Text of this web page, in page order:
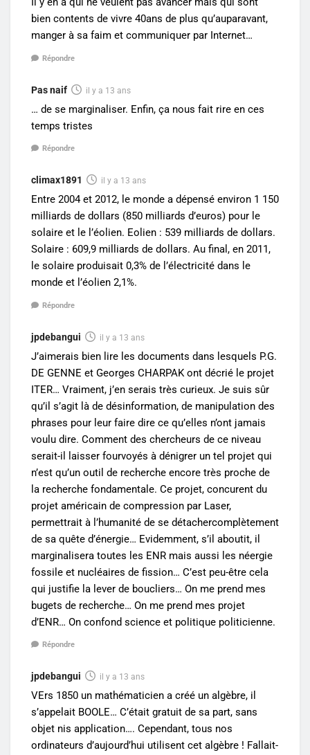
bien contents de vivre 40ans de plus qu’auparavant,
manger à sa faim et communiquer par Internet…
Répondre
Pas naif il y a 13 ans
… de se marginaliser. Enfin, ça nous fait rire en ces
temps tristes
Répondre
climax1891 il y a 13 ans
Entre 2004 et 2012, le monde a dépensé environ 1 150
milliards de dollars (850 milliards d’euros) pour le
solaire et le l’éolien. Eolien : 539 milliards de dollars.
Solaire : 609,9 milliards de dollars. Au final, en 2011,
le solaire produisait 0,3% de l’électricité dans le
monde et l’éolien 2,1%.
Répondre
jpdebangui il y a 13 ans
J’aimerais bien lire les documents dans lesquels P.G.
DE GENNE et Georges CHARPAK ont décrié le projet
ITER… Vraiment, j’en serais très curieux. Je suis sûr
qu’il s’agit là de désinformation, de manipulation des
phrases pour leur faire dire ce qu’elles n’ont jamais
voulu dire. Comment des chercheurs de ce niveau
serait-il laisser fourvoyés à dénigrer un tel projet qui
n’est qu’un outil de recherche encore très proche de
la recherche fondamentale. Ce projet, concurent du
projet américain de compression par Laser,
permettrait à l’humanité de se détachercomplètement
de sa quête d’énergie… Evidemment, s’il aboutit, il
marginalisera toutes les ENR mais aussi les néergie
fossile et nucléaires de fission… C’est peu-être cela
qui justifie la lever de boucliers… On me prend mes
bugets de recherche… On me prend mes projet
d’ENR… On confond science et politique politicienne.
Répondre
jpdebangui il y a 13 ans
VErs 1850 un mathématicien a créé un algèbre, il
s’appelait BOOLE… C’était gratuit de sa part, sans
objet nis application…. Cependant, tous nos
ordinateurs d’aujourd’hui utilisent cet algèbre ! Fallait-